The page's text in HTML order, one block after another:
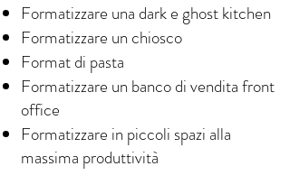
Formatizzare una dark e ghost kitchen
Formatizzare un chiosco
Format di pasta
Formatizzare un banco di vendita front
office
Formatizzare in piccoli spazi alla
massima produttività